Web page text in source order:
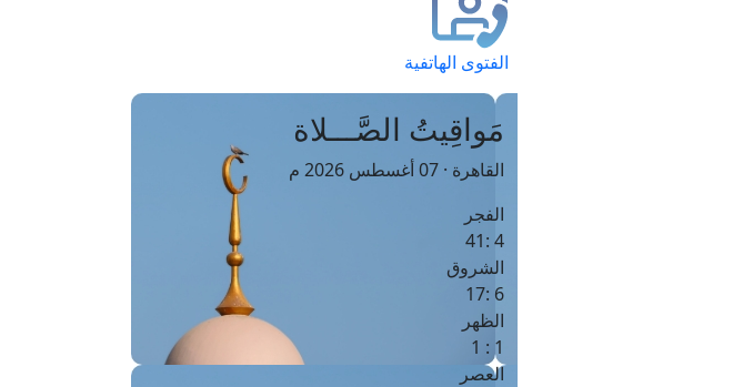
الفتوى الهاتفية
مَواقِيتُ الصَّـــلاة
القاهرة · 07 أغسطس 2026 م
الفجر
4 :41
الشروق
6 :17
الظهر
1 : 1
العصر